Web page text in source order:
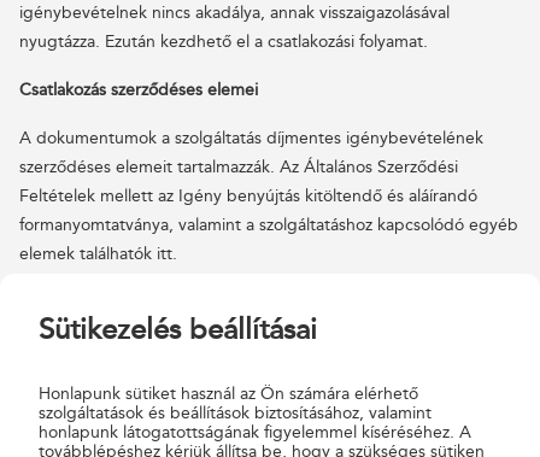
igénybevételnek nincs akadálya, annak visszaigazolásával
nyugtázza. Ezután kezdhető el a csatlakozási folyamat.
Csatlakozás szerződéses elemei
A dokumentumok a szolgáltatás díjmentes igénybevételének
szerződéses elemeit tartalmazzák. Az Általános Szerződési
Feltételek mellett az Igény benyújtás kitöltendő és aláírandó
formanyomtatványa, valamint a szolgáltatáshoz kapcsolódó egyéb
elemek találhatók itt.
Díjmentes igénybevétel Általános Szerződési Feltételei
Díjmentes igénybevétel Igénybejelentő
Díjmentes igénybevétel Igénybejelentő (akadálymentes
verzió)
Sütikezelés beállításai
Honlapunk sütiket használ az Ön számára elérhető
szolgáltatások és beállítások biztosításához, valamint
honlapunk látogatottságának figyelemmel kíséréséhez. A
továbblépéshez kérjük állítsa be, hogy a szükséges sütiken